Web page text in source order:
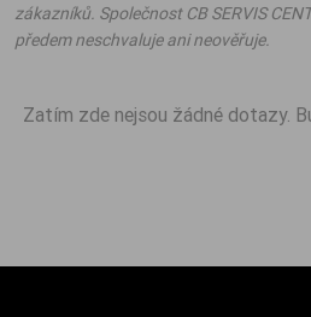
zákazníků. Společnost CB SERVIS
předem neschvaluje ani neověřuje.
Zatím zde nejsou žádné dotazy.